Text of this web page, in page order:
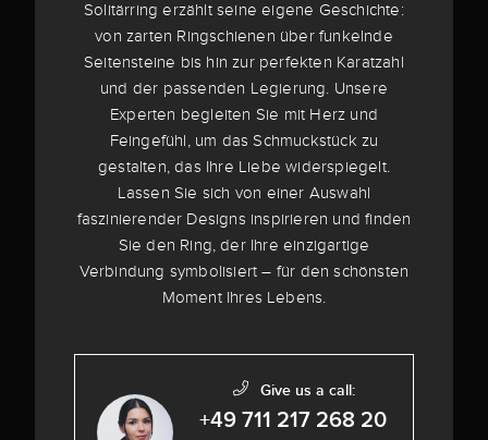
Solitärring erzählt seine eigene Geschichte:
von zarten Ringschienen über funkelnde
Seitensteine bis hin zur perfekten Karatzahl
und der passenden Legierung. Unsere
Experten begleiten Sie mit Herz und
Feingefühl, um das Schmuckstück zu
gestalten, das Ihre Liebe widerspiegelt.
Lassen Sie sich von einer Auswahl
faszinierender Designs inspirieren und finden
Sie den Ring, der Ihre einzigartige
Verbindung symbolisiert – für den schönsten
Moment Ihres Lebens.
Give us a call:
+49 711 217 268 20